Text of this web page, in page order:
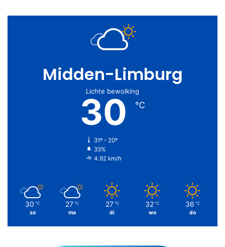
Midden-Limburg
Lichte bewolking
30 ℃
31º - 20º
33%
4.92 km/h
30 ℃
zo
27 ℃
ma
27 ℃
di
32 ℃
wo
36 ℃
do